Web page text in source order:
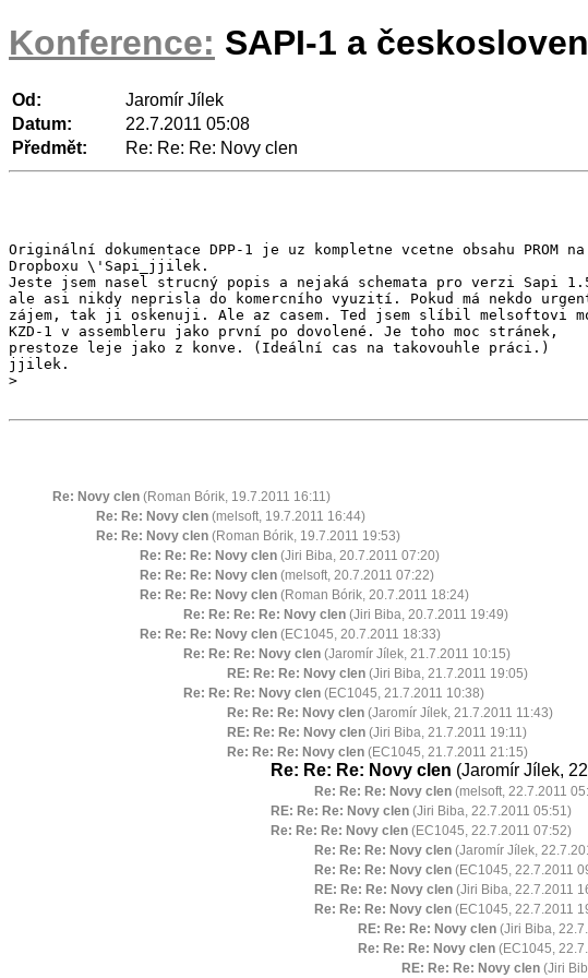
Konference: SAPI-1 a
Od:
Jaromír Jílek
Datum:
22.7.2011 05:08
Předmět:
Re: Re: Re: Novy clen
Originální dokumentace DPP-1 je uz kompletne vcetne obsahu PROM na
Dropboxu \'Sapi_jjilek.
Jeste jsem nasel strucný popis a nejaká schemata pro verzi Sapi
ale asi nikdy neprisla do komercního vyuzití. Pokud má nekdo
zájem, tak ji oskenuji. Ale az casem. Ted jsem slíbil melsoftovi
KZD-1 v assembleru jako první po dovolené. Je toho moc stránek,
prestoze leje jako z konve. (Ideální cas na takovouhle práci.)
Re: Novy clen (Roman Bórik, 19.7.2011 16:11)
Re: Re: Novy clen (melsoft, 19.7.2011 16:44)
Re: Re: Novy clen (Roman Bórik, 19.7.2011 19:53)
Re: Re: Re: Novy clen (Jiri Biba, 20.7.2011 07:20)
Re: Re: Re: Novy clen (melsoft, 20.7.2011 07:22)
Re: Re: Re: Novy clen (Roman Bórik, 20.7.2011 18:24)
Re: Re: Re: Re: Novy clen (Jiri Biba, 20.7.2011 19:49)
Re: Re: Re: Novy clen (EC1045, 20.7.2011 18:33)
Re: Re: Re: Novy clen (Jaromír Jílek, 21.7.2011 10:15)
RE: Re: Re: Novy clen (Jiri Biba, 21.7.2011 19:05)
Re: Re: Re: Novy clen (EC1045, 21.7.2011 10:38)
Re: Re: Re: Novy clen (Jaromír Jílek, 21.7.2011 11:43)
RE: Re: Re: Novy clen (Jiri Biba, 21.7.2011 19:11)
Re: Re: Re: Novy clen (EC1045, 21.7.2011 21:15)
Re: Re: Re: Novy clen (Jaromír Jílek,
Re: Re: Re: Novy clen (melsoft, 22.7.2011
RE: Re: Re: Novy clen (Jiri Biba, 22.7.2011 05:51)
Re: Re: Re: Novy clen (EC1045, 22.7.2011 07:52)
Re: Re: Re: Novy clen (Jaromír Jílek,
Re: Re: Re: Novy clen (EC1045, 22.7.2011
RE: Re: Re: Novy clen (Jiri Biba, 22.7.2011
Re: Re: Re: Novy clen (EC1045, 22.7.2011
RE: Re: Re: Novy clen (Jiri Biba,
Re: Re: Re: Novy clen (EC1045,
RE: Re: Re: Novy clen (Jiri